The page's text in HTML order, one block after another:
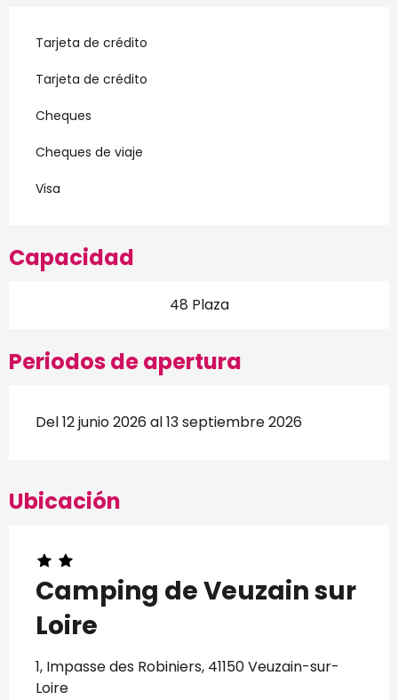
Tarjeta de crédito
Tarjeta de crédito
Cheques
Cheques de viaje
Visa
Capacidad
48 Plaza
Periodos de apertura
Del 12 junio 2026 al 13 septiembre 2026
Ubicación
Camping de Veuzain sur
Loire
1, Impasse des Robiniers, 41150 Veuzain-sur-
Loire